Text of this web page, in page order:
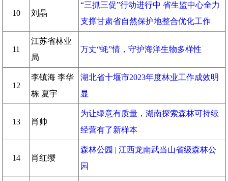
10 刘晶
“三抓三促”行动进行中 省生监中心全力
支撑甘肃省自然保护地整合优化工作
11
江苏省林业
局
万丈“蚝”情，守护海洋生物多样性
12
李镇海 李华
栋 夏宇
湖北省十堰市2023年度林业工作成效明
显
13 肖帅
为让绿意有质量，湖南探索森林可持续
经营有了新样本
14 肖红缨
森林公园 | 江西龙南武当山省级森林公
园